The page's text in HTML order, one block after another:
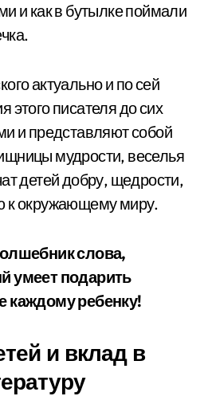
и как в бутылке поймали
актуально и по сей
этого писателя до сих
и представляют собой
мудрости, веселья
детей добру, щедрости,
к окружающему миру.
слова,
умеет подарить
каждому ребенку!
и вклад в